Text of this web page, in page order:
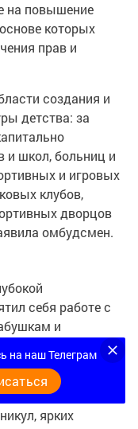
на повышение
которых
прав и
создания и
детства: за
и школ, больниц и
и игровых
клубов,
дворцов
омбудсмен.
себя работе с
и
успехов в
воспитания! А
ярких
на наш Телеграм